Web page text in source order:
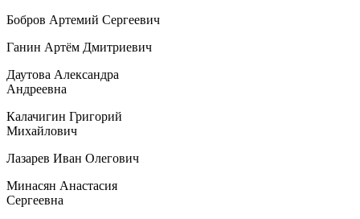
Бобров Артемий Сергеевич
Ганин Артём Дмитриевич
Даутова Александра
Андреевна
Калачигин Григорий
Михайлович
Лазарев Иван Олегович
Минасян Анастасия
Сергеевна